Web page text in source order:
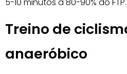
Treino de
anaeróbico